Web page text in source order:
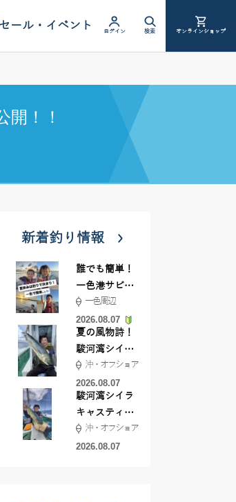
ール・イベント ログイン 検索 オンラインショップ
！！
新着釣り情報
誰でも簡単！
一色港サビキ
＆ちょい投げ
一色周辺
2026.08.07
夏の風物詩！
駿河湾シイラ
キャスティン
グ行ってきま
した！！
沖・オフショア
2026.08.07
駿河湾シイラ
キャスティン
グ行ってきま
した！
沖・オフショア
2026.08.07